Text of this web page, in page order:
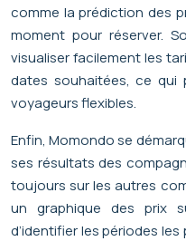
comme la prédiction des
moment pour réserver.
visualiser facilement les
dates souhaitées, ce qui
voyageurs flexibles.
Enfin, Momondo se
ses résultats des
toujours sur les autres
un graphique des prix
d’identifier les périodes